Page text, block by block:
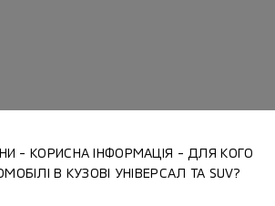
КОРИСНА ІНФОРМАЦІЯ
ДЛЯ КОГО
В КУЗОВІ УНІВЕРСАЛ ТА SUV?